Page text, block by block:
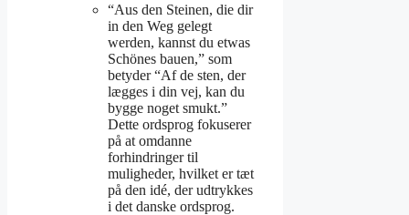
“Aus den Steinen, die dir
in den Weg gelegt
werden, kannst du etwas
Schönes bauen,” som
betyder “Af de sten, der
lægges i din vej, kan du
bygge noget smukt.”
Dette ordsprog fokuserer
på at omdanne
forhindringer til
muligheder, hvilket er tæt
på den idé, der udtrykkes
i det danske ordsprog.